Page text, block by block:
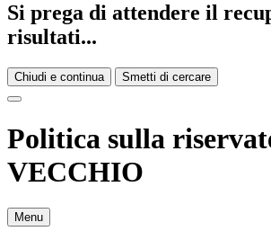
Si prega di attendere il
risultati...
Chiudi e continua Smetti di cercare
Politica sulla
VECCHIO
Menu